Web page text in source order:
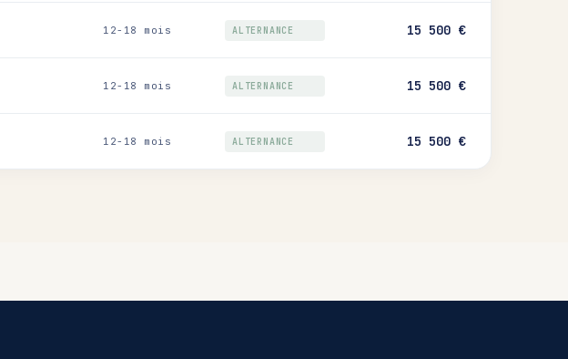
12-18 mois ALTERNANCE 15 500 €
12-18 mois ALTERNANCE 15 500 €
12-18 mois ALTERNANCE 15 500 €